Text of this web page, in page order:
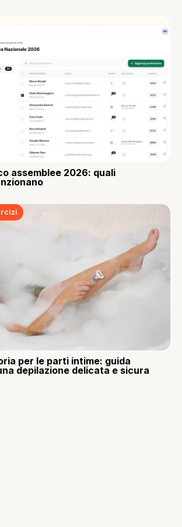
assemblee 2026: quali
per le parti intime: guida
depilazione delicata e sicura